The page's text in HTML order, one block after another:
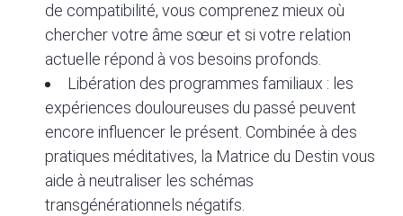
de compatibilité, vous comprenez mieux où
chercher votre âme sœur et si votre relation
actuelle répond à vos besoins profonds.
Libération des programmes familiaux : les
expériences douloureuses du passé peuvent
encore influencer le présent. Combinée à des
pratiques méditatives, la Matrice du Destin vous
aide à neutraliser les schémas
transgénérationnels négatifs.